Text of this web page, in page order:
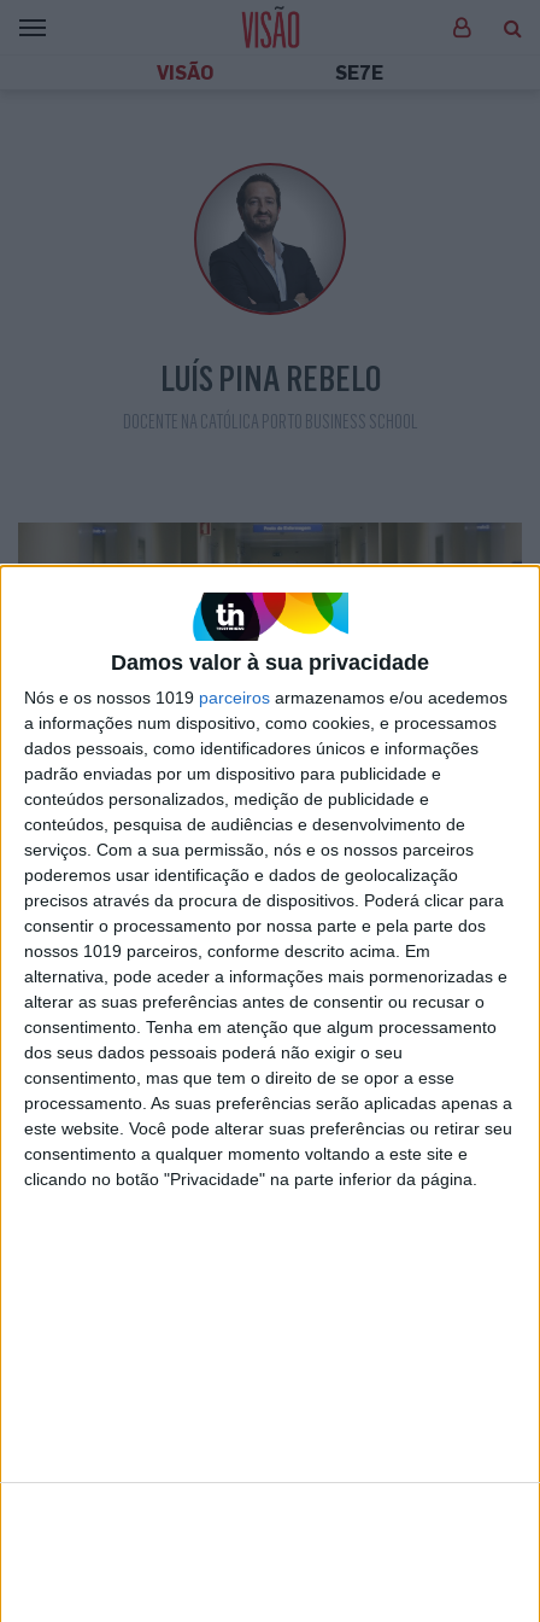
Damos valor à sua privacidade
Nós e os nossos 1019 parceiros armazenamos e/ou acedemos
a informações num dispositivo, como cookies, e processamos
dados pessoais, como identificadores únicos e informações
padrão enviadas por um dispositivo para publicidade e
conteúdos personalizados, medição de publicidade e
conteúdos, pesquisa de audiências e desenvolvimento de
serviços. Com a sua permissão, nós e os nossos parceiros
poderemos usar identificação e dados de geolocalização
precisos através da procura de dispositivos. Poderá clicar para
consentir o processamento por nossa parte e pela parte dos
nossos 1019 parceiros, conforme descrito acima. Em
alternativa, pode aceder a informações mais pormenorizadas e
alterar as suas preferências antes de consentir ou recusar o
consentimento. Tenha em atenção que algum processamento
dos seus dados pessoais poderá não exigir o seu
consentimento, mas que tem o direito de se opor a esse
processamento. As suas preferências serão aplicadas apenas a
este website. Você pode alterar suas preferências ou retirar seu
consentimento a qualquer momento voltando a este site e
clicando no botão "Privacidade" na parte inferior da página.
VISÃO SE7E
LUÍS PINA REBELO
DOCENTE NA CATÓLICA PORTO BUSINESS SCHOOL
OPINIÃO
A Sustentabilidade do SNS: "A César
o que é de César!"
Querem a sustentabilidade do SNS? A solução é
só uma: confiem-no a quem sabe gerir, e não à
política! Confiem-no à gestão privada das PPP’s
ou de facto a uma Direção Executiva
SITES DO GRUPO TRUST IN NEWS